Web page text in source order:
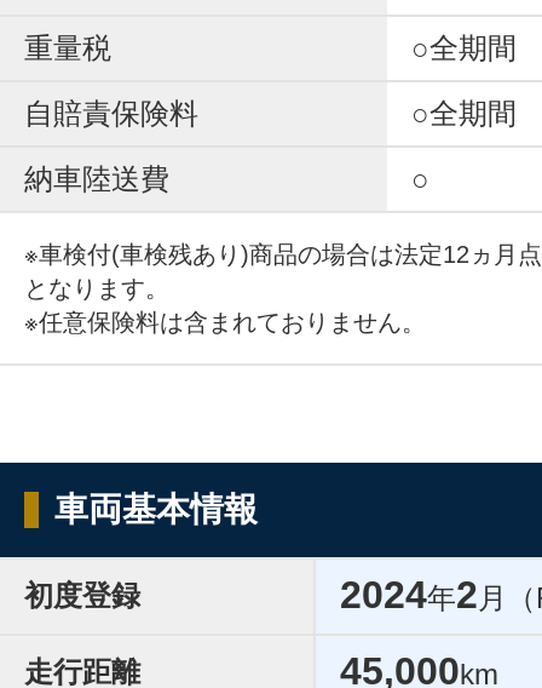
重量税
○全期間
自賠責保険料
○全期間
納車陸送費
○
※車検付(車検残あり)商品の場合は法定12ヵ月
となります。
※任意保険料は含まれておりません。
車両基本情報
初度登録 2024年2 月
走行距離 45,000km